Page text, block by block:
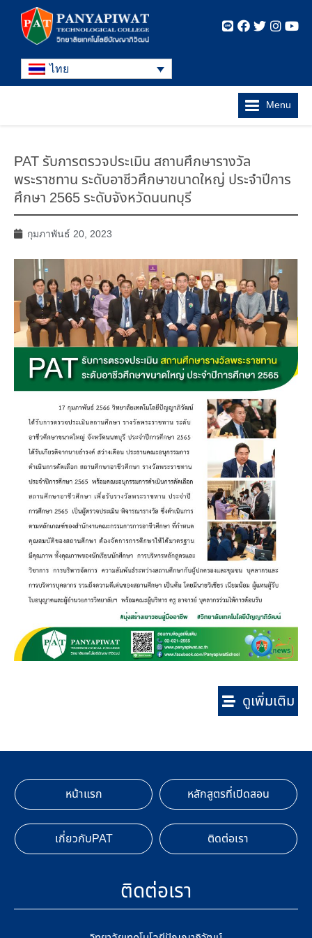
ไทย
Menu
PAT รับการตรวจประเมิน สถานศึกษารางวัล
พระราชทาน ระดับอาชีวศึกษาขนาดใหญ่ ประจำปีการ
ศึกษา 2565 ระดับจังหวัดนนทบุรี
กุมภาพันธ์ 20, 2023
ดูเพิ่มเติม
หน้าแรก หลักสูตรที่เปิดสอน
เกี่ยวกับPAT ติดต่อเรา
ติดต่อเรา